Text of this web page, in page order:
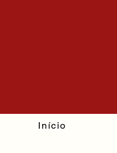
Início